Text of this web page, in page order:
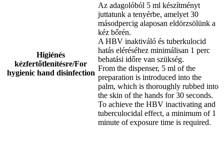
Higiénés
kézfertőtlenítésre/For
hygienic hand disinfection
Az adagolóból 5 ml készítményt
juttatunk a tenyérbe, amelyet 30
másodpercig alaposan eldörzsölünk a
kéz bőrén.
A HBV inaktiváló és tuberkulocid
hatás eléréséhez minimálisan 1 perc
behatási időre van szükség.
From the dispenser, 5 ml of the
preparation is introduced into the
palm, which is thoroughly rubbed into
the skin of the hands for 30 seconds.
To achieve the HBV inactivating and
tuberculocidal effect, a minimum of 1
minute of exposure time is required.